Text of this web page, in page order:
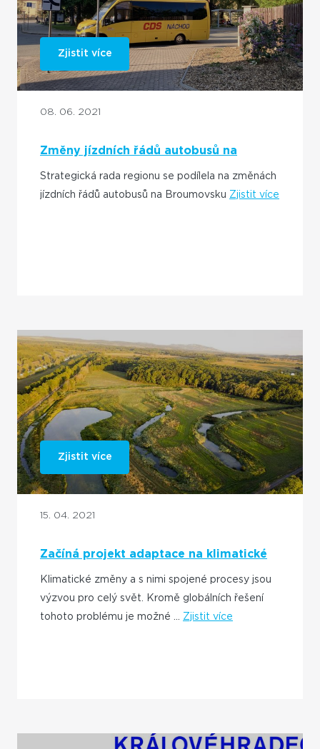
Zjistit více
08. 06. 2021
Změny jízdních řádů autobusů na
Strategická rada regionu se podílela na změnách
jízdních řádů autobusů na Broumovsku Zjistit více
Zjistit více
15. 04. 2021
Začíná projekt adaptace na klimatické
Klimatické změny a s nimi spojené procesy jsou
výzvou pro celý svět. Kromě globálních řešení
tohoto problému je možné ... Zjistit více